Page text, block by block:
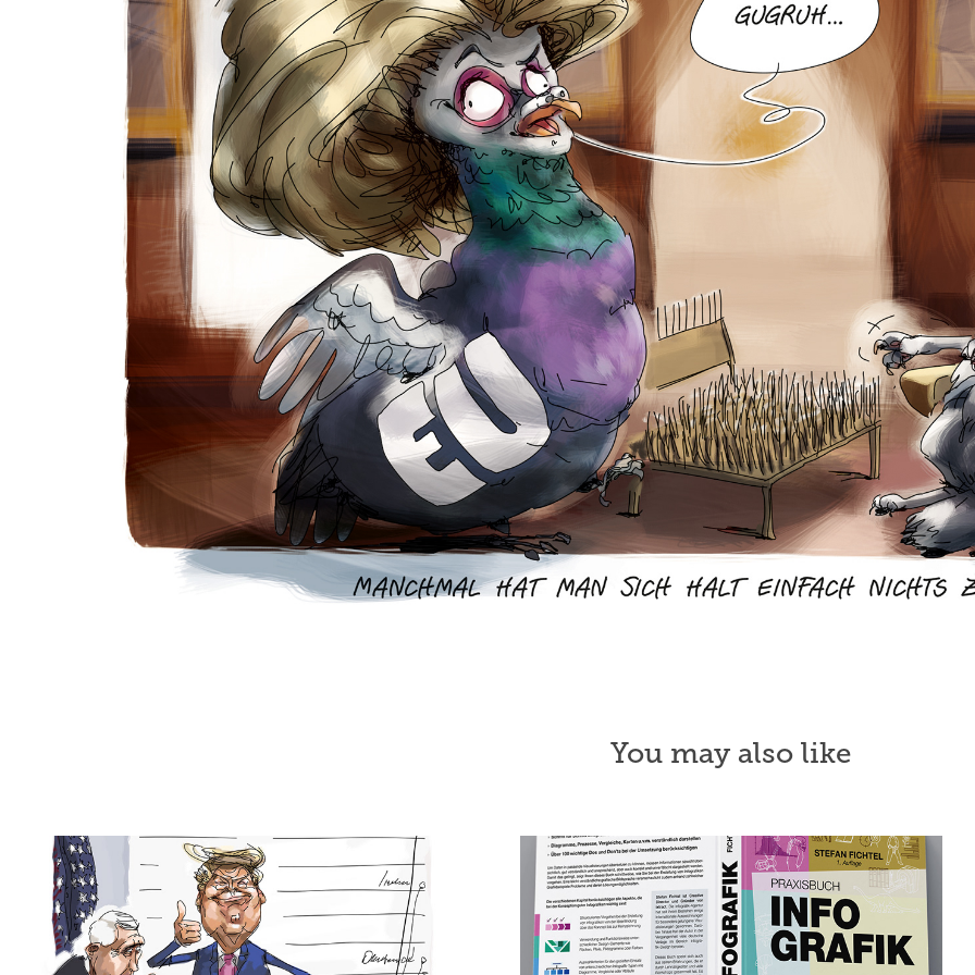
You may also like